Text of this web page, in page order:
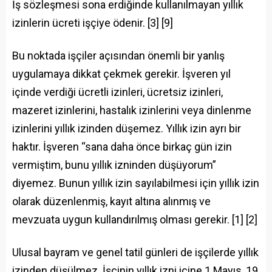
İş sözleşmesi sona erdiğinde kullanılmayan yıllık
izinlerin ücreti işçiye ödenir. [3] [9]
Bu noktada işçiler açısından önemli bir yanlış
uygulamaya dikkat çekmek gerekir. İşveren yıl
içinde verdiği ücretli izinleri, ücretsiz izinleri,
mazeret izinlerini, hastalık izinlerini veya dinlenme
izinlerini yıllık izinden düşemez. Yıllık izin ayrı bir
haktır. İşveren “sana daha önce birkaç gün izin
vermiştim, bunu yıllık izninden düşüyorum”
diyemez. Bunun yıllık izin sayılabilmesi için yıllık izin
olarak düzenlenmiş, kayıt altına alınmış ve
mevzuata uygun kullandırılmış olması gerekir. [1] [2]
Ulusal bayram ve genel tatil günleri de işçilerde yıllık